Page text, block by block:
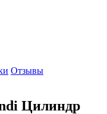
Отзывы
Цилиндр